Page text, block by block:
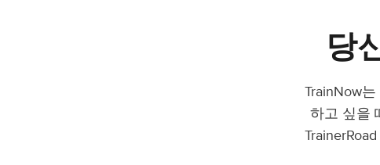
당
TrainNow
하고 싶을